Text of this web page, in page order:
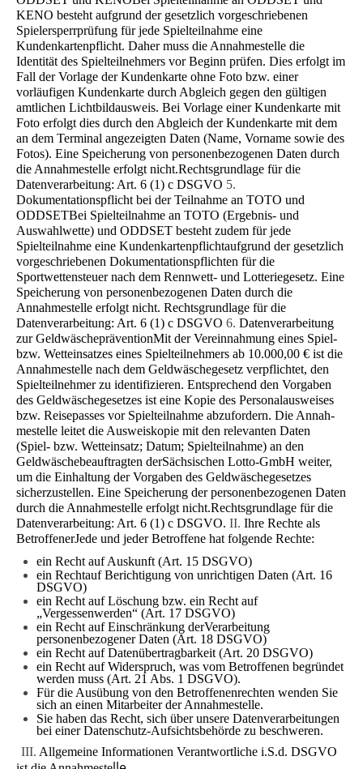
KENO besteht aufgrund der gesetzlich vorgeschriebenen
Spielersperrprüfung für jede Spielteilnahme eine
Kundenkartenpflicht. Daher muss die Annahmestelle die
Identität des Spielteilnehmers vor Beginn prüfen. Dies erfolgt im
Fall der Vorlage der Kundenkarte ohne Foto bzw. einer
vorläufigen Kundenkarte durch Abgleich gegen den gültigen
amtlichen Lichtbildausweis. Bei Vorlage einer Kundenkarte mit
Foto erfolgt dies durch den Abgleich der Kundenkarte mit dem
an dem Terminal angezeigten Daten (Name, Vorname sowie des
Fotos). Eine Speiche­rung von personenbezogenen Daten durch
die Annahmestelle erfolgt nicht.Rechtsgrundlage für die
Datenverarbeitung: Art. 6 (1) c DSGVO 5.
Dokumentationspflicht bei der Teilnahme an TOTO und
ODDSETBei Spielteilnahme an TOTO (Ergebnis- und
Auswahlwette) und ODDSET besteht zudem für jede
Spielteilnahme eine Kun­denkartenpflichtaufgrund der gesetzlich
vorgeschriebenen Dokumentationspflichten für die
Sportwettensteuer nach dem Rennwett- und Lotteriegesetz. Eine
Speicherung von personenbezogenen Daten durch die
Annahmestelle erfolgt nicht. Rechtsgrundlage für die
Datenverarbeitung: Art. 6 (1) c DSGVO 6. Datenverarbeitung
zur GeldwäschepräventionMit der Vereinnahmung eines Spiel-
bzw. Wetteinsatzes eines Spielteilnehmers ab 10.000,00 € ist die
Annahmestelle nach dem Geldwäschegesetz verpflichtet, den
Spielteilnehmer zu identifizieren. Entsprechend den Vorgaben
des Geld­wäschegesetzes ist eine Kopie des Personalausweises
bzw. Reisepasses vor Spielteilnahme abzufordern. Die Annah­
mestelle leitet die Ausweiskopie mit den relevanten Daten
(Spiel- bzw. Wetteinsatz; Datum; Spielteilnahme) an den
Geldwäschebeauftragten derSächsischen Lotto-GmbH weiter,
um die Einhaltung der Vorgaben des Geldwäschegesetzes
sicherzustellen. Eine Speicherung der personenbezogenen Daten
durch die Annahmestelle erfolgt nicht.Rechtsgrundlage für die
Datenverarbeitung: Art. 6 (1) c DSGVO. II. Ihre Rechte als
BetroffenerJede und jeder Betroffene hat folgende Rechte:
ein Recht auf Auskunft (Art. 15 DSGVO)
ein Rechtauf Berichtigung von unrichtigen Daten (Art. 16
DSGVO)
ein Recht auf Löschung bzw. ein Recht auf
„Vergessenwerden“ (Art. 17 DSGVO)
ein Recht auf Einschränkung derVerarbeitung
personenbezogener Daten (Art. 18 DSGVO)
ein Recht auf Datenübertragbarkeit (Art. 20 DSGVO)
ein Recht auf Widerspruch, was vom Betroffenen begründet
werden muss (Art. 21 Abs. 1 DSGVO).
Für die Ausübung von den Betroffenenrechten wenden Sie
sich an einen Mitarbeiter der Annahmestelle.
Sie haben das Recht, sich über unsere Datenverarbeitungen
bei einer Datenschutz-Aufsichtsbehörde zu beschweren.
III. Allgemeine Informationen Verantwortliche i.S.d. DSGVO